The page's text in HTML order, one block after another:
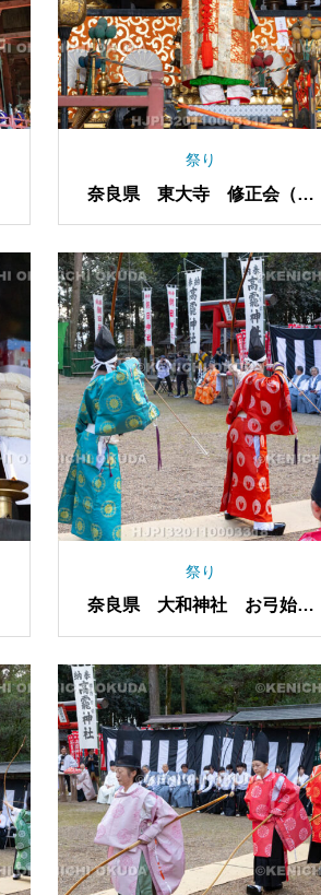
祭り
奈良県 東大寺 修正会（し
ゅしょうえ）
祭り
奈良県 大和神社 お弓始め
祭